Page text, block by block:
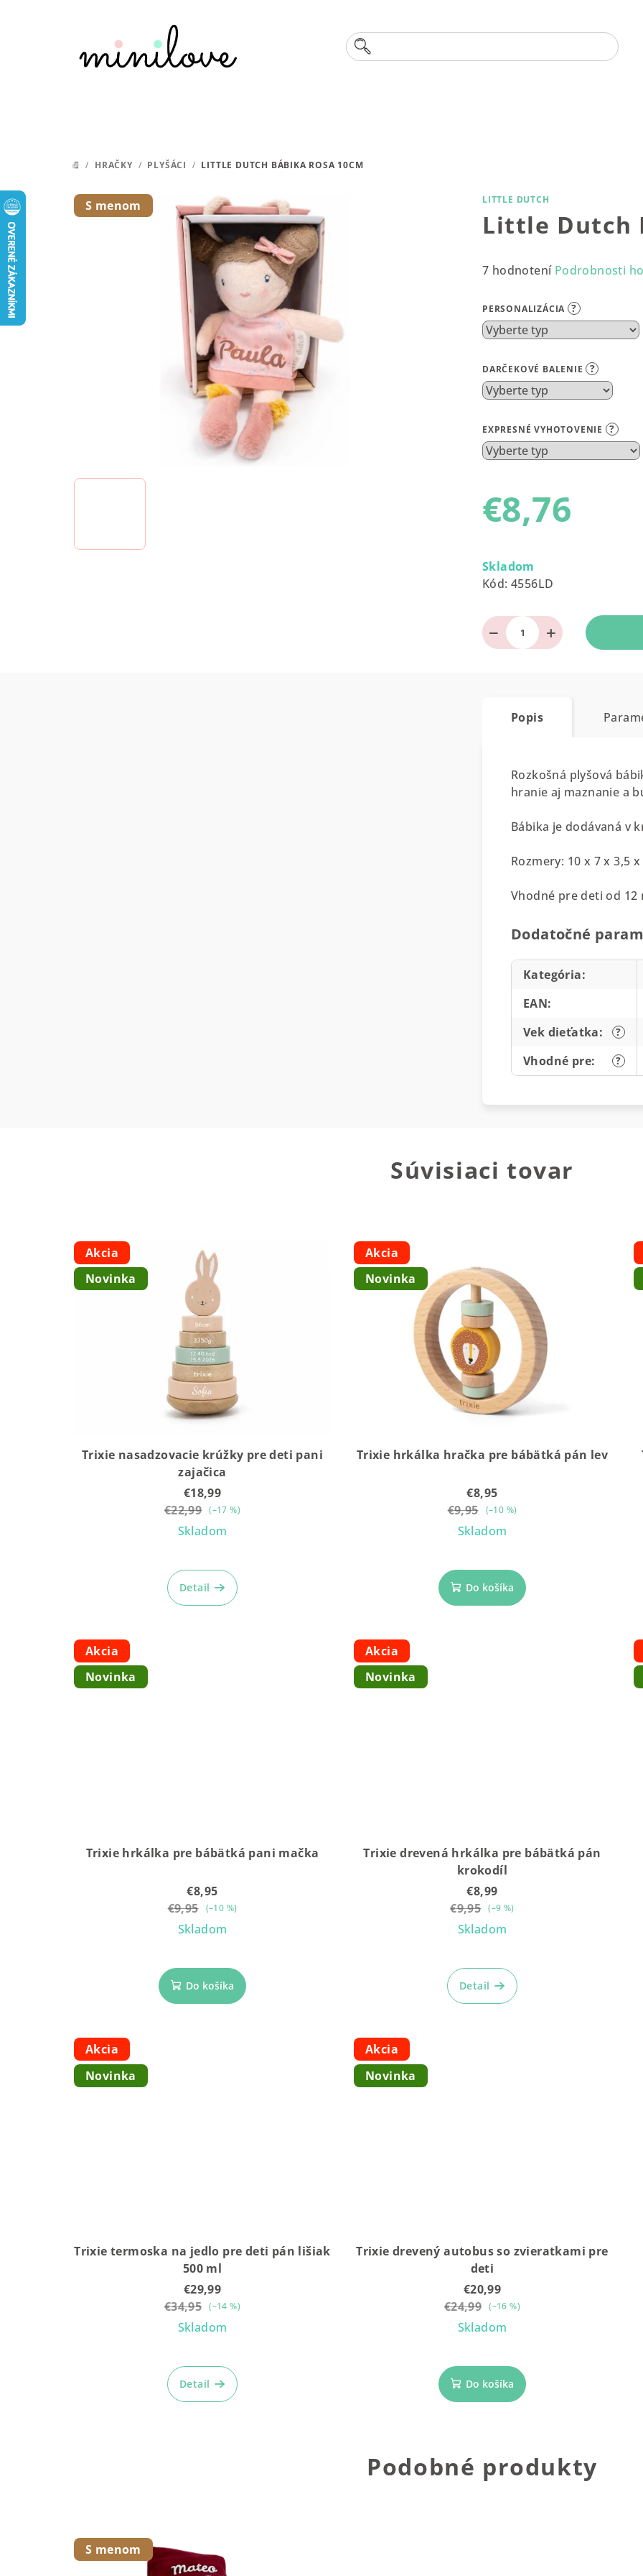
DOMOV
/ HRAČKY / PLYŠÁCI / LITTLE DUTCH BÁBIKA ROSA 10CM
LITTLE DUTCH
Little Dutch
Priemerné
produktu
je
4,9
5
hviezdičiek.
7 hodnotení Podrobnosti
PERSONALIZÁCIA ?
DARČEKOVÉ BALENIE ?
EXPRESNÉ VYHOTOVENIE ?
€8,76
cena:
Skladom
Kód: 4556LD
+
−
S menom
Popis
Rozkošná plyšová
hranie aj maznanie a
Bábika je dodávaná v
Rozmery: 10 x 7 x 3,5 x
Vhodné pre deti od 12
Dodatočné
Kategória:
EAN:
?
Vek dieťatka:
?
Vhodné pre:
Súvisiaci tovar
Akcia
Novinka
Trixie nasadzovacie krúžky pre deti pani
zajačica
€18,99
€22,99 (–17 %)
Skladom
Detail
Akcia
Novinka
Trixie hrkálka hračka pre bábätká pán lev
€8,95
€9,95
(–10 %)
Skladom
Do košíka
Akcia
Novinka
Trixie hrkálka pre bábätká pani mačka
€8,95
€9,95
(–10 %)
Skladom
Do košíka
Akcia
Novinka
Trixie drevená hrkálka pre bábätká pán
krokodíl
€8,99
€9,95 (–9 %)
Skladom
Detail
Akcia
Novinka
Trixie termoska na jedlo pre deti pán lišiak
500 ml
€29,99
€34,95 (–14 %)
Skladom
Detail
Akcia
Novinka
Trixie drevený autobus so zvieratkami pre
deti
€20,99
€24,99 (–16 %)
Skladom
Do košíka
Podobné produkty
S menom